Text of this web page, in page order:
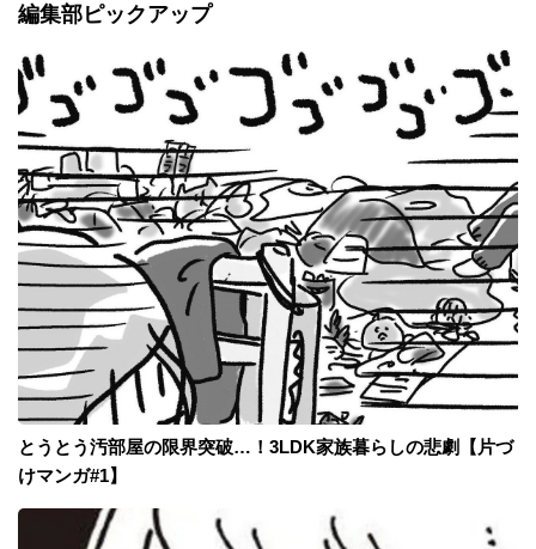
編集部ピックアップ
とうとう汚部屋の限界突破…！3LDK家族暮らしの悲劇【片づ
けマンガ#1】